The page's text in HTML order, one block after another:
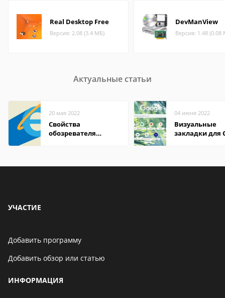
Real Desktop Free
Версия: 2.08 (3.4 МБ)
DevManView
Версия: 1.48 (0.08
Актуальные статьи
20 мая 2022
Свойства
обозревателя
04 июня 2022
Визуальные
закладки для
УЧАСТИЕ
Добавить программу
Добавить обзор или статью
ИНФОРМАЦИЯ